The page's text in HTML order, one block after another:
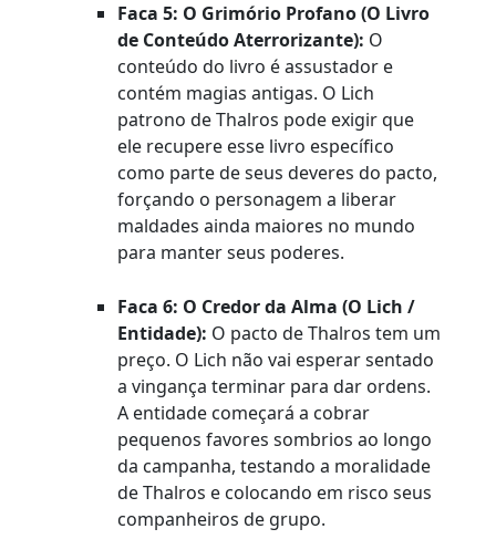
Faca 5: O Grimório Profano (O Livro
de Conteúdo Aterrorizante): O
conteúdo do livro é assustador e
contém magias antigas. O Lich
patrono de Thalros pode exigir que
ele recupere esse livro específico
como parte de seus deveres do pacto,
forçando o personagem a liberar
maldades ainda maiores no mundo
para manter seus poderes.
Faca 6: O Credor da Alma (O Lich /
Entidade): O pacto de Thalros tem um
preço. O Lich não vai esperar sentado
a vingança terminar para dar ordens.
A entidade começará a cobrar
pequenos favores sombrios ao longo
da campanha, testando a moralidade
de Thalros e colocando em risco seus
companheiros de grupo.